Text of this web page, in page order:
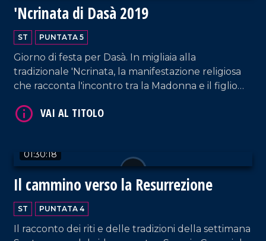
'Ncrinata di Dasà 2019
ST PUNTATA 5
Giorno di festa per Dasà. In migliaia alla
tradizionale 'Ncrinata, la manifestazione religiosa
che racconta l'incontro tra la Madonna e il figlio
01:30:18
Il cammino verso la Resurrezione
ST PUNTATA 4
Il racconto dei riti e delle tradizioni della settimana